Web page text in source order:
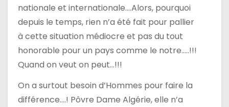
nationale et internationale….Alors, pourquoi
depuis le temps, rien n’a été fait pour pallier
à cette situation médiocre et pas du tout
honorable pour un pays comme le notre…..!!!
Quand on veut on peut…!!!
On a surtout besoin d’Hommes pour faire la
différence….! Pôvre Dame Algérie, elle n’a